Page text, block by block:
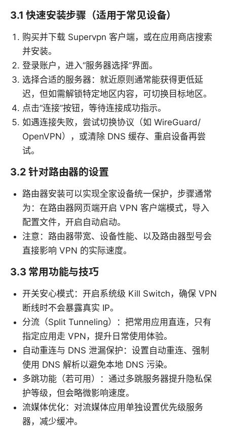
3.1 快速安装步骤（适用于常见设备）
购买并下载 Supervpn 客户端，或在应用商店搜索
并安装。
登录账户，进入“服务器选择”界面。
选择合适的服务器：就近原则通常能获得更低延
迟，但如需解锁特定地区内容，可切换目标地区。
点击“连接”按钮，等待连接成功指示。
如遇连接失败，尝试切换协议（如 WireGuard/
OpenVPN），或清除 DNS 缓存、重启设备再尝
试。
3.2 针对路由器的设置
路由器安装可以实现全家设备统一保护，步骤通常
为：在路由器网页端开启 VPN 客户端模式，导入
配置文件，开启自动启动。
注意：路由器带宽、设备性能、以及路由器型号会
直接影响 VPN 的实际速度。
3.3 常用功能与技巧
开关安心模式：开启系统级 Kill Switch，确保 VPN
断线时不会暴露真实 IP。
分流（Split Tunneling）：把常用应用直连，只有
指定应用走 VPN，提升日常使用体验。
自动重连与 DNS 泄漏保护：设置自动重连、强制
使用 DNS 解析以避免本地 DNS 污染。
多跳功能（若可用）：通过多跳服务器提升隐私保
护等级，但会略微影响速度。
流媒体优化：对流媒体应用单独设置优先级服务
器，减少缓冲。